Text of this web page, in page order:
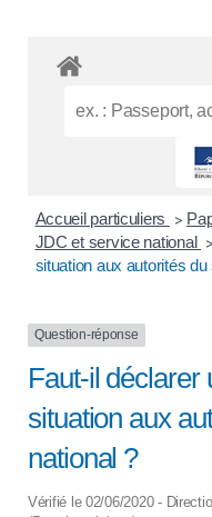
Accueil particuliers >
JDC et service national >
situation aux autorités
Question-réponse
Faut-il déclarer
situation aux
national ?
Vérifié le 02/06/2020 -